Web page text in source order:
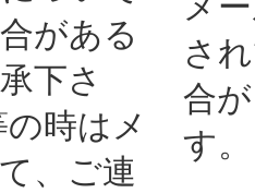
がある
下さ
時はメ
、ご連
さ
合
す。